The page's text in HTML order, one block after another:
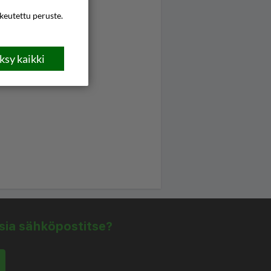
sähköpostitse?
peruste.
kaikki